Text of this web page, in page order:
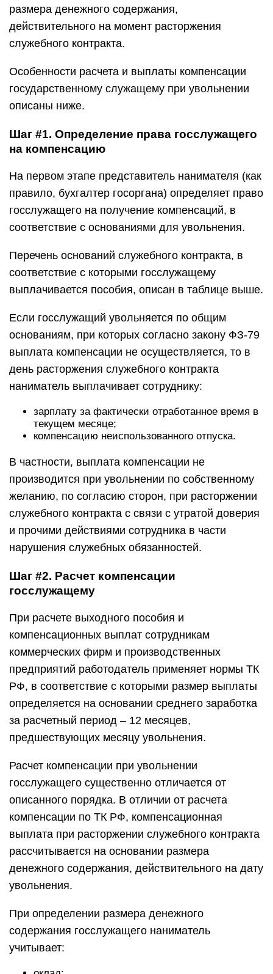
размера денежного содержания,
действительного на момент расторжения
служебного контракта.
Особенности расчета и выплаты компенсации
государственному служащему при увольнении
описаны ниже.
Шаг #1. Определение права госслужащего
на компенсацию
На первом этапе представитель нанимателя (как
правило, бухгалтер госоргана) определяет право
госслужащего на получение компенсаций, в
соответствие с основаниями для увольнения.
Перечень оснований служебного контракта, в
соответствие с которыми госслужащему
выплачивается пособия, описан в таблице выше.
Если госслужащий увольняется по общим
основаниям, при которых согласно закону ФЗ-79
выплата компенсации не осуществляется, то в
день расторжения служебного контракта
наниматель выплачивает сотруднику:
зарплату за фактически отработанное время в
текущем месяце;
компенсацию неиспользованного отпуска.
В частности, выплата компенсации не
производится при увольнении по собственному
желанию, по согласию сторон, при расторжении
служебного контракта с связи с утратой доверия
и прочими действиями сотрудника в части
нарушения служебных обязанностей.
Шаг #2. Расчет компенсации
госслужащему
При расчете выходного пособия и
компенсационных выплат сотрудникам
коммерческих фирм и производственных
предприятий работодатель применяет нормы ТК
РФ, в соответствие с которыми размер выплаты
определяется на основании среднего заработка
за расчетный период – 12 месяцев,
предшествующих месяцу увольнения.
Расчет компенсации при увольнении
госслужащего существенно отличается от
описанного порядка. В отличии от расчета
компенсации по ТК РФ, компенсационная
выплата при расторжении служебного контракта
рассчитывается на основании размера
денежного содержания, действительного на дату
увольнения.
При определении размера денежного
содержания госслужащего наниматель
учитывает: